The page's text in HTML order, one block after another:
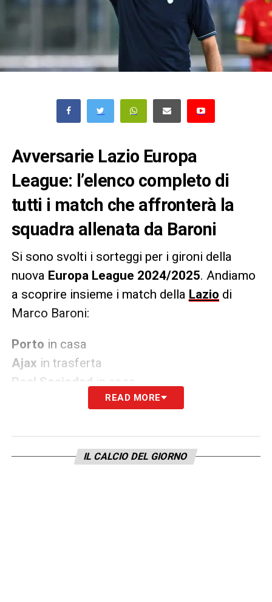
Avversarie Lazio Europa
League: l’elenco completo di
tutti i match che affronterà la
squadra allenata da Baroni
Si sono svolti i sorteggi per i gironi della
nuova Europa League 2024/2025. Andiamo
a scoprire insieme i match della Lazio di
Marco Baroni:
Porto in casa
Ajax in trasferta
Real Sociedad
in trasferta
Dinamo Kievin trasferta
Nizzain casa
READ MORE
IL CALCIO DEL GIORNO